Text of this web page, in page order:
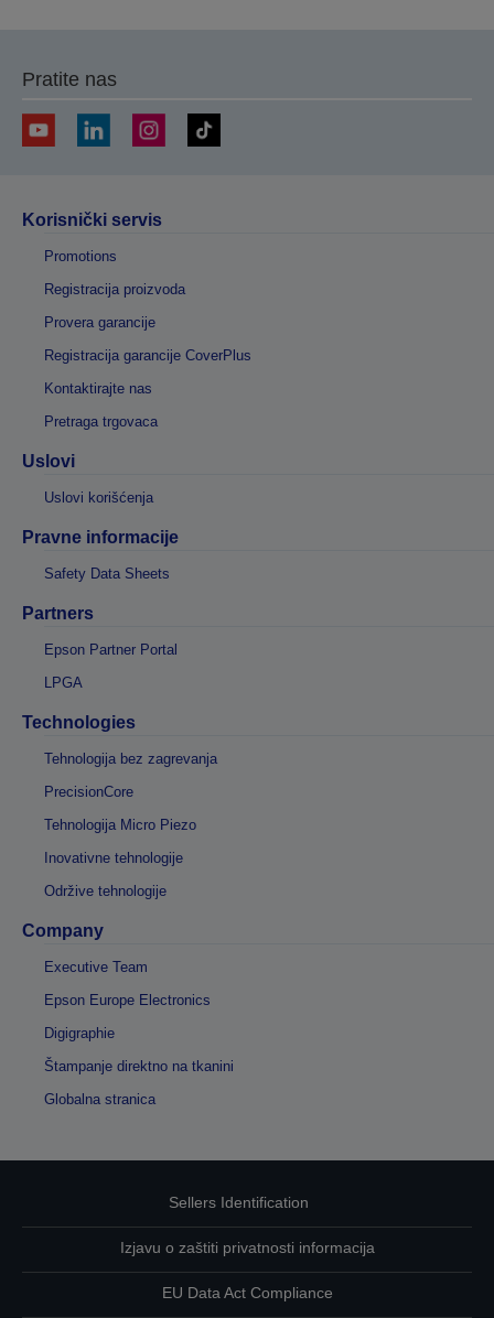
Pratite nas
Korisnički servis
Promotions
Registracija proizvoda
Provera garancije
Registracija garancije CoverPlus
Kontaktirajte nas
Pretraga trgovaca
Uslovi
Uslovi korišćenja
Pravne informacije
Safety Data Sheets
Partners
Epson Partner Portal
LPGA
Technologies
Tehnologija bez zagrevanja
PrecisionCore
Tehnologija Micro Piezo
Inovativne tehnologije
Održive tehnologije
Company
Executive Team
Epson Europe Electronics
Digigraphie
Štampanje direktno na tkanini
Globalna stranica
Sellers Identification
Izjavu o zaštiti privatnosti informacija
EU Data Act Compliance